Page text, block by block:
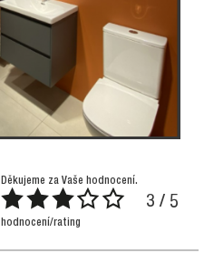
Děkujeme za Vaše hodnocení.
3 / 5
hodnocení/rating